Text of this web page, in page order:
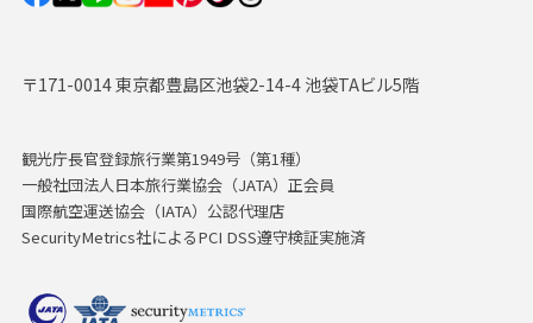
〒171-0014 東京都豊島区池袋2-14-4 池袋TAビル5階
観光庁長官登録旅行業第1949号（第1種）
一般社団法人日本旅行業協会（JATA）正会員
国際航空運送協会（IATA）公認代理店
SecurityMetrics社によるPCI DSS遵守検証実施済